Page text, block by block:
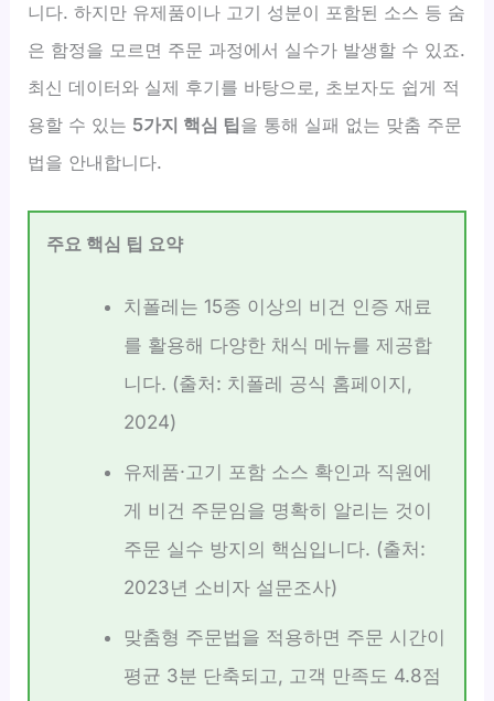
니다. 하지만 유제품이나 고기 성분이 포함된 소스 등 숨
은 함정을 모르면 주문 과정에서 실수가 발생할 수 있죠.
최신 데이터와 실제 후기를 바탕으로, 초보자도 쉽게 적
용할 수 있는 5가지 핵심 팁을 통해 실패 없는 맞춤 주문
법을 안내합니다.
주요 핵심 팁 요약
치폴레는 15종 이상의 비건 인증 재료
를 활용해 다양한 채식 메뉴를 제공합
니다. (출처: 치폴레 공식 홈페이지,
2024)
유제품·고기 포함 소스 확인과 직원에
게 비건 주문임을 명확히 알리는 것이
주문 실수 방지의 핵심입니다. (출처:
2023년 소비자 설문조사)
맞춤형 주문법을 적용하면 주문 시간이
평균 3분 단축되고, 고객 만족도 4.8점